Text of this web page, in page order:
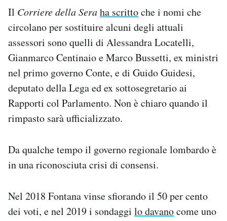
Il Corriere della Seraha scrittoche i nomi che
circolano per sostituire alcuni degli attuali
assessori sono quelli di Alessandra Locatelli,
Gianmarco Centinaio e Marco Bussetti, ex ministri
nel primo governo Conte, e di Guido Guidesi,
deputato della Lega ed ex sottosegretario ai
Rapporti col Parlamento. Non è chiaro quando il
rimpasto sarà ufficializzato.
Da qualche tempo il governo regionale lombardo è
in una riconosciuta crisi di consensi.
Nel 2018 Fontana vinse sfiorando il 50 per cento
dei voti, e nel 2019 i sondaggi lo davanocome uno